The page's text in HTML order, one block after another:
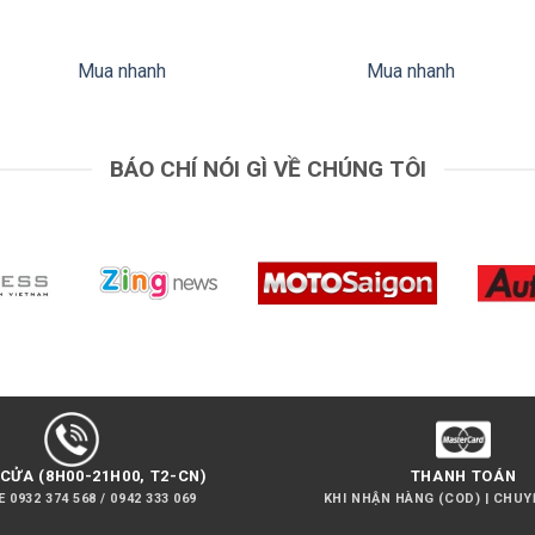
xách của bạn, nhờ đó bạn có thể ghi lại những khoảnh khắc
rung lắc trong cảnh quay của bạn.
Mua nhanh Mua nhanh
BÁO CHÍ NÓI GÌ VỀ CHÚNG TÔI
(8H00-21H00, T2-CN)
0932 374 568 / 0942 333 069
THANH TOÁN
KHI NHẬN HÀNG (COD) |